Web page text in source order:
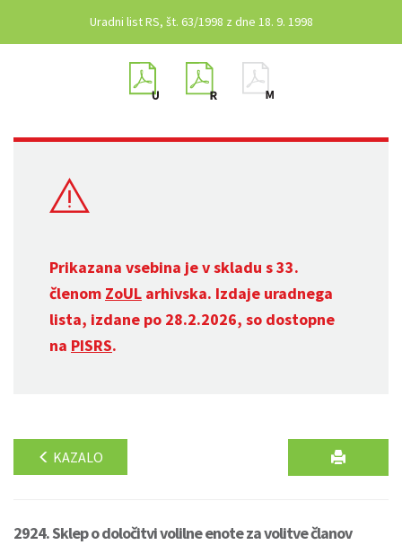
Uradni list RS, št. 63/1998 z dne 18. 9. 1998
Prikazana vsebina je v skladu s 33.
členom ZoUL arhivska. Izdaje uradnega
lista, izdane po 28.2.2026, so dostopne
na PISRS.
KAZALO
2924. Sklep o določitvi volilne enote za volitve članov